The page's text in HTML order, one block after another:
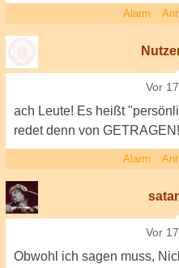
Alarm
Vor
ach Leute! Es heißt
redet denn von
Alarm
Vor
Obwohl ich sagen muss,